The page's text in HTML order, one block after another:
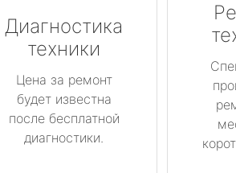
Диагностика
техники
Цена за ремонт
будет известна
после бесплатной
диагностики.